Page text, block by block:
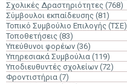
Σχολικές Δραστηριότητες (768)
Σύμβουλοι εκπαίδευσης (81)
Τοπικό Συμβούλιο Επιλογής (ΤΣΕ)
Τοποθετήσεις (83)
Υπεύθυνοι φορέων (36)
Υπηρεσιακά Συμβούλια (119)
Υποδιευθυντές σχολείων (72)
Φροντιστήρια (7)